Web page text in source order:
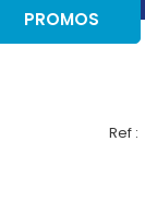
PROMOS
Ref :